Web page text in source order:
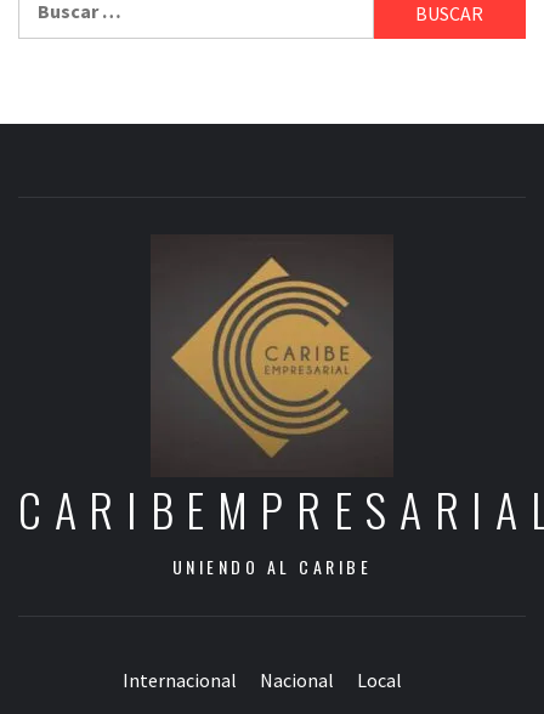
UNIENDO AL CARIBE
Internacional Nacional Local